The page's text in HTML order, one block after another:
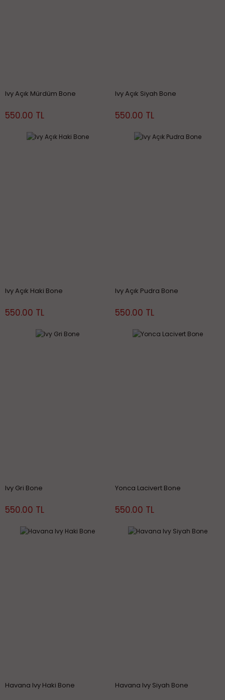
Ivy Açık Mürdüm Bone
550.00 TL
Ivy Açık Siyah Bone
550.00 TL
Ivy Açık Haki Bone
550.00 TL
Ivy Açık Pudra Bone
550.00 TL
Ivy Gri Bone
550.00 TL
Yonca Lacivert Bone
550.00 TL
Havana Ivy Haki Bone Havana Ivy Siyah Bone